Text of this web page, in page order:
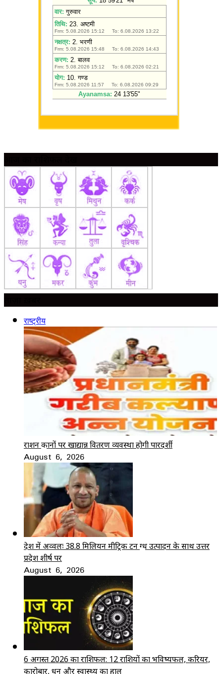
राष्ट्रीय
राशन दुकानों पर खाद्यान्न वितरण व्यवस्था होगी पारदर्शी
August 6, 2026
देश में अव्वलः 38.8 मिलियन मीट्रिक टन दुग्ध उत्पादन के साथ उत्तर
प्रदेश शीर्ष पर
August 6, 2026
6 अगस्त 2026 का राशिफल: 12 राशियों का भविष्यफल, करियर,
कारोबार, धन और स्वास्थ्य का हाल